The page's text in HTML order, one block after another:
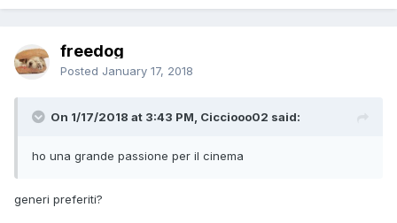
freedog
Posted January 17, 2018
On 1/17/2018 at 3:43 PM, Cicciooo02 said:
ho una grande passione per il cinema
generi preferiti?